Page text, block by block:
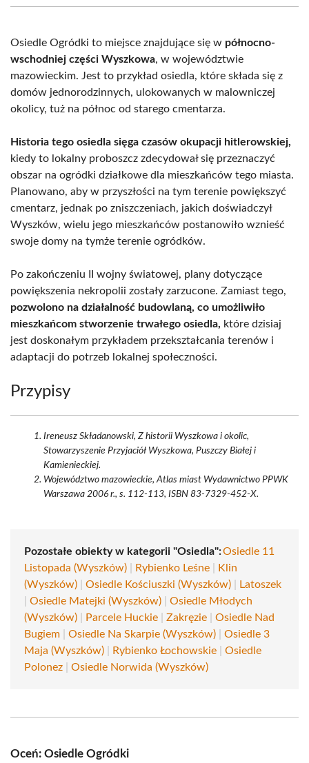
(Twitter)
Osiedle Ogródki to miejsce znajdujące się w północno-
wschodniej części Wyszkowa, w województwie
mazowieckim. Jest to przykład osiedla, które składa się z
domów jednorodzinnych, ulokowanych w malowniczej
okolicy, tuż na północ od starego cmentarza.
Historia tego osiedla sięga czasów okupacji hitlerowskiej,
kiedy to lokalny proboszcz zdecydował się przeznaczyć
obszar na ogródki działkowe dla mieszkańców tego miasta.
Planowano, aby w przyszłości na tym terenie powiększyć
cmentarz, jednak po zniszczeniach, jakich doświadczył
Wyszków, wielu jego mieszkańców postanowiło wznieść
swoje domy na tymże terenie ogródków.
Po zakończeniu II wojny światowej, plany dotyczące
powiększenia nekropolii zostały zarzucone. Zamiast tego,
pozwolono na działalność budowlaną, co umożliwiło
mieszkańcom stworzenie trwałego osiedla, które dzisiaj
jest doskonałym przykładem przekształcania terenów i
adaptacji do potrzeb lokalnej społeczności.
Przypisy
Ireneusz Składanowski, Z historii Wyszkowa i okolic,
Stowarzyszenie Przyjaciół Wyszkowa, Puszczy Białej i
Kamienieckiej.
Województwo mazowieckie, Atlas miast Wydawnictwo PPWK
Warszawa 2006 r., s. 112-113, ISBN 83-7329-452-X.
Pozostałe obiekty w kategorii "Osiedla":Osiedle 11
Listopada (Wyszków)
Rybienko Leśne
Klin
(Wyszków)
Osiedle Kościuszki (Wyszków)
Latoszek
Osiedle Matejki (Wyszków)
Osiedle Młodych
(Wyszków)
Parcele Huckie Zakręzie
Osiedle Nad
Bugiem
Osiedle Na Skarpie (Wyszków)
Osiedle 3
Maja (Wyszków)
Rybienko Łochowskie
Osiedle
Polonez
Osiedle Norwida (Wyszków)
Oceń: Osiedle Ogródki